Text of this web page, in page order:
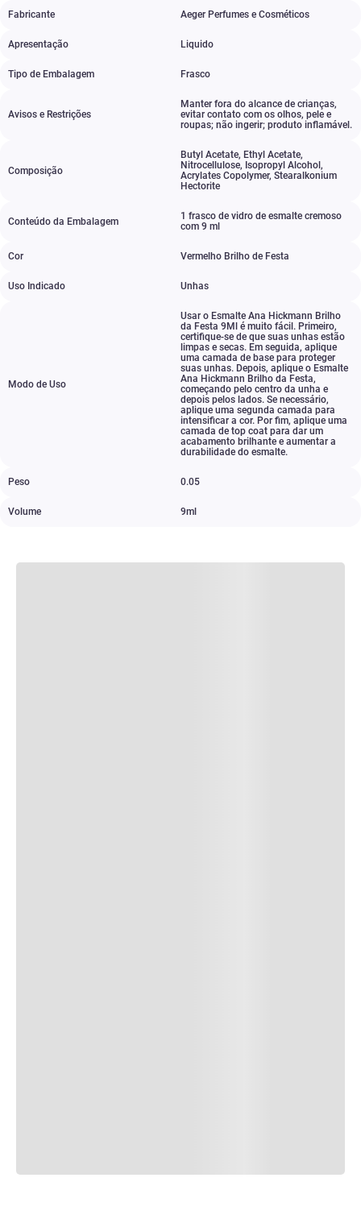
Fabricante Aeger Perfumes e Cosméticos
Apresentação Liquido
Tipo de Embalagem Frasco
Avisos e Restrições
Manter fora do alcance de crianças,
evitar contato com os olhos, pele e
roupas; não ingerir; produto inflamável.
Composição
Butyl Acetate, Ethyl Acetate,
Nitrocellulose, Isopropyl Alcohol ,
Acrylates Copolymer, Stearalkonium
Hectorite
Conteúdo da Embalagem
1 frasco de vidro de esmalte cremoso
com 9 ml
Cor Vermelho Brilho de Festa
Uso Indicado Unhas
Modo de Uso
Usar o Esmalte Ana Hickmann Brilho
da Festa 9Ml é muito fácil. Primeiro,
certifique-se de que suas unhas estão
limpas e secas. Em seguida, aplique
uma camada de base para proteger
suas unhas. Depois, aplique o Esmalte
Ana Hickmann Brilho da Festa,
começando pelo centro da unha e
depois pelos lados. Se necessário,
aplique uma segunda camada para
intensificar a cor. Por fim, aplique uma
camada de top coat para dar um
acabamento brilhante e aumentar a
durabilidade do esmalte.
Peso 0.05
Volume 9ml